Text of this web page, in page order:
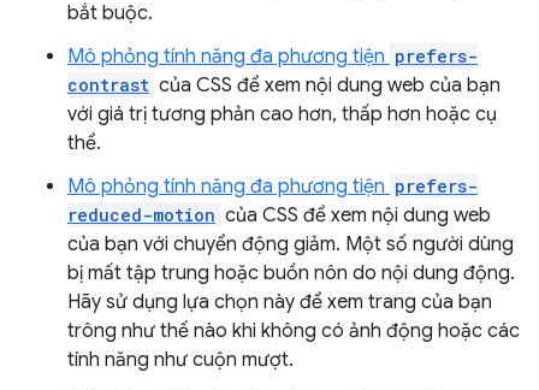
bắt buộc.
Mô phỏng tính năng đa phương tiện prefers-
contrast của CSS để xem nội dung web của bạn
với giá trị tương phản cao hơn, thấp hơn hoặc cụ
thể.
Mô phỏng tính năng đa phương tiện prefers-
reduced-motion của CSS để xem nội dung web
của bạn với chuyển động giảm. Một số người dùng
bị mất tập trung hoặc buồn nôn do nội dung động.
Hãy sử dụng lựa chọn này để xem trang của bạn
trông như thế nào khi không có ảnh động hoặc các
tính năng như cuộn mượt.